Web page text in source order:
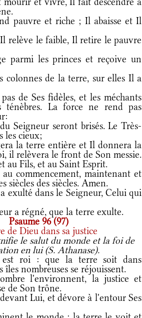
pauvre et riche ; Il abaisse et Il
relève le faible, Il retire le pauvre
parmi les princes et reçoive un
colonnes de la terre, sur elles Il a
de Ses fidèles, et les méchants
ténèbres. La force ne rend pas
Seigneur seront brisés. Le Très-
les cieux;
la terre entière et Il donnera la
il relèvera le front de Son messie.
Fils, et au Saint Esprit.
commencement, maintenant et
siècles des siècles. Amen.
exulté dans le Seigneur, Celui qui
a régné, que la terre exulte.
Psaume 96 (97)
de Dieu dans sa justice
le salut du monde et la foi de
en lui (S. Athanase).
roi : que la terre soit dans
îles nombreuses se réjouissent.
l'environnent, la justice et
de Son trône.
Lui, et dévore à l'entour Ses